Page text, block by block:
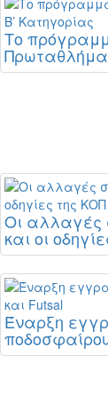
Το
Οι αλλαγές
και οι
Έναρξη